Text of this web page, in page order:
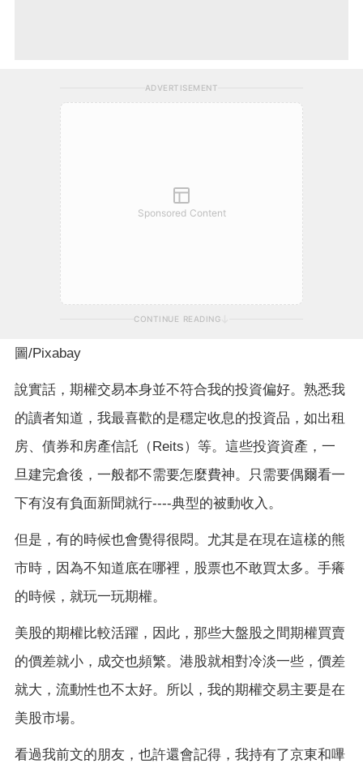
ADVERTISEMENT
Sponsored Content
CONTINUE READING
圖/Pixabay
說實話，期權交易本身並不符合我的投資偏好。熟悉我
的讀者知道，我最喜歡的是穩定收息的投資品，如出租
房、債券和房產信託（ Reits）等。這些投資資產，一
旦建完倉後，一般都不需要怎麼費神。只需要偶爾看一
下有沒有負面新聞就行----典型的被動收入。
但是，有的時候也會覺得很悶。尤其是在現在這樣的熊
市時，因為不知道底在哪裡，股票也不敢買太多。手癢
的時候，就玩一玩期權。
美股的期權比較活躍，因此，那些大盤股之間期權買賣
的價差就小，成交也頻繁。港股就相對冷淡一些，價差
就大，流動性也不太好。所以，我的期權交易主要是在
美股市場。
看過我前文的朋友，也許還會記得，我持有了京東和嗶